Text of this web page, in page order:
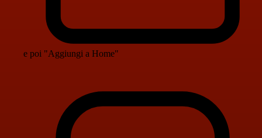
e poi "Aggiungi a Home"